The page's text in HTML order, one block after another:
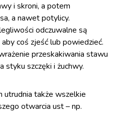
i skroni, a potem
a nawet potylicy.
odczuwalne są
coś zjeść lub powiedzieć.
przeskakiwania stawu
styku szczęki i żuchwy.
utrudnia także wszelkie
otwarcia ust – np.